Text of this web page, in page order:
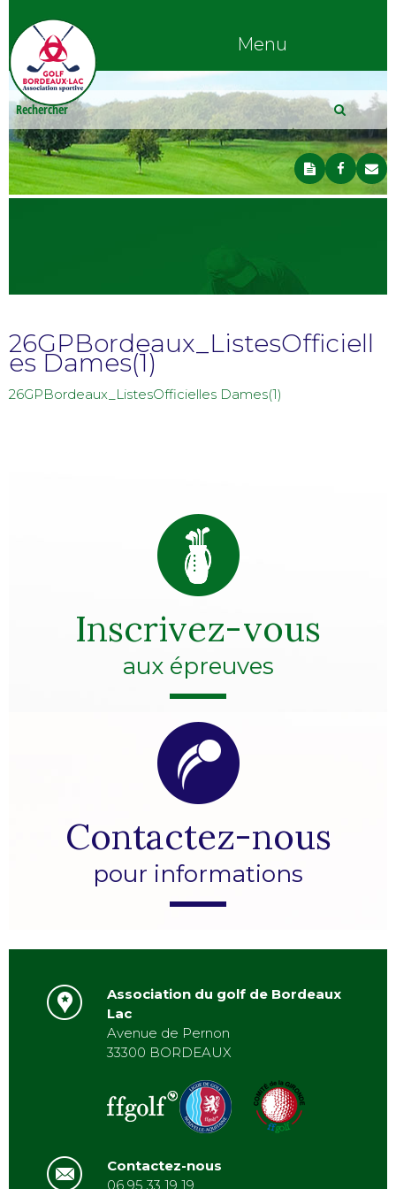
Menu
26GPBordeaux_ListesOfficiell
es Dames(1)
26GPBordeaux_ListesOfficielles Dames(1)
Inscrivez-vous
aux épreuves
Contactez-nous
pour informations
Association du golf de Bordeaux
Lac
Avenue de Pernon
33300 BORDEAUX
Contactez-nous
06 95 33 19 19